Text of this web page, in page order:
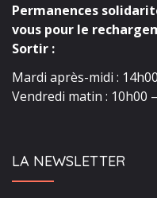
Permanences
vous pour le
Sortir :
Mardi après-midi :
Vendredi matin : 10h00
LA NEWSLETTER